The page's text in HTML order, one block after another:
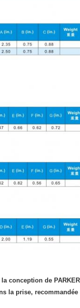
conception de
la prise,